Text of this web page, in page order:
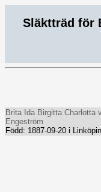
Släktträd för
Brita Ida Birgitta Charlotta
Engeström
Född: 1887-09-20 i